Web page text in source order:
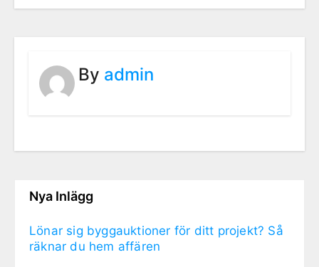
By admin
Nya Inlägg
Lönar sig byggauktioner för ditt projekt? Så
räknar du hem affären